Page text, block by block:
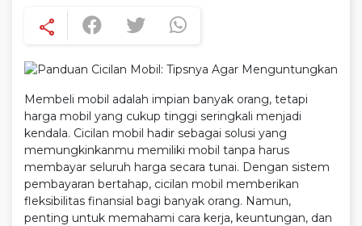
share
Membeli mobil adalah impian banyak orang, tetapi
harga mobil yang cukup tinggi seringkali menjadi
kendala. Cicilan mobil hadir sebagai solusi yang
memungkinkanmu memiliki mobil tanpa harus
membayar seluruh harga secara tunai. Dengan sistem
pembayaran bertahap, cicilan mobil memberikan
fleksibilitas finansial bagi banyak orang. Namun,
penting untuk memahami cara kerja, keuntungan, dan